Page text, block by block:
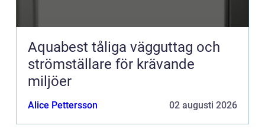
Aquabest tåliga vägguttag och
strömställare för krävande
miljöer
Alice Pettersson 02 augusti 2026